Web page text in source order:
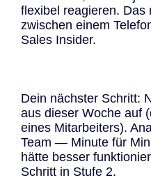
flexibel reagieren. Das
zwischen einem
Sales Insider.
Dein nächster Schritt:
aus dieser Woche auf
eines Mitarbeiters).
Team — Minute für
hätte besser
Schritt in Stufe 2.